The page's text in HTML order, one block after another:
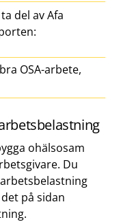
del av Afa
OSA-arbete,
ohälsosam
Du
på sidan